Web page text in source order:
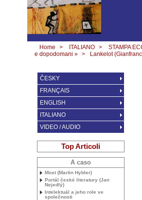
Home > ITALIANO > STAMPA
e dopodomani » > Lankelot
ČESKY
FRANÇAIS
ENGLISH
ITALIANO
VIDEO / AUDIO
Top Articoli
A caso
Most (Martin Hybler)
Portál české literatury (Jan
Nejedlý)
Intelektuál a jeho role ve
společnosti